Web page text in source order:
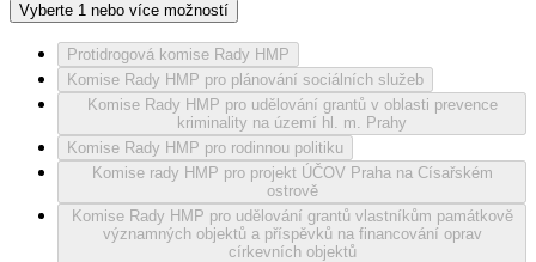
Vyberte 1 nebo více možností
Protidrogová komise Rady HMP
Komise Rady HMP pro plánování sociálních služeb
Komise Rady HMP pro udělování grantů v oblasti prevence
kriminality na území hl. m. Prahy
Komise Rady HMP pro rodinnou politiku
Komise rady HMP pro projekt ÚČOV Praha na Císařském
ostrově
Komise Rady HMP pro udělování grantů vlastníkům památkově
významných objektů a příspěvků na financování oprav
církevních objektů